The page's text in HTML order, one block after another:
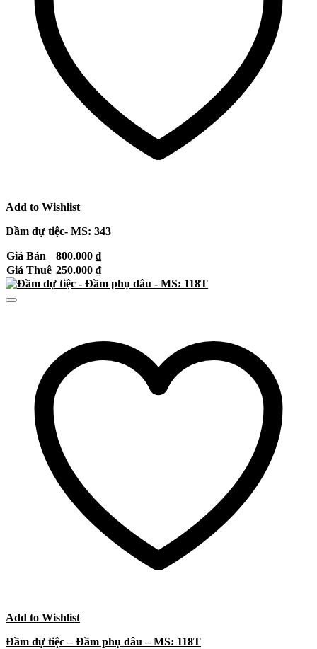
Add to Wishlist
Đầm dự tiệc- MS: 343
Giá Bán 800.000 ₫
Giá Thuê 250.000 ₫
Add to Wishlist
Đầm dự tiệc – Đầm phụ dâu – MS: 118T